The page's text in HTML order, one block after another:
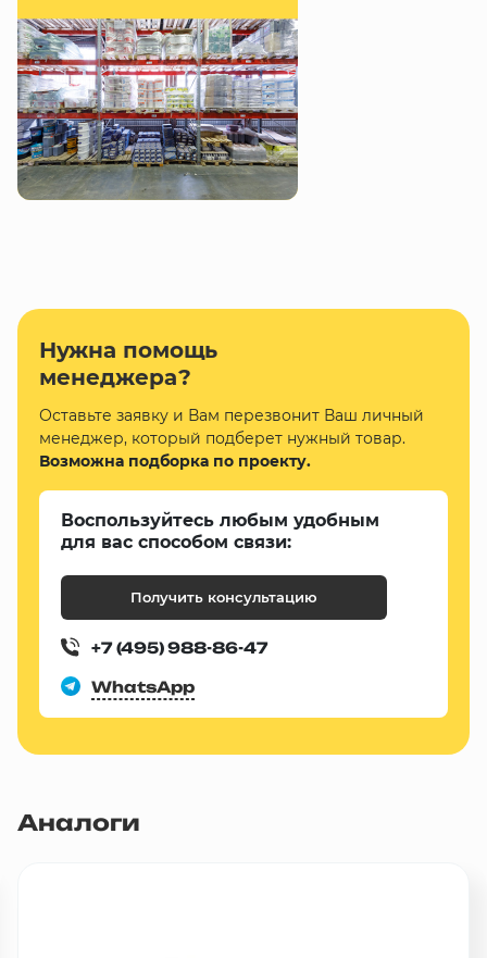
Нужна помощь
менеджера?
Оставьте заявку и Вам перезвонит Ваш личный
менеджер, который подберет нужный товар.
Возможна подборка по проекту.
Воспользуйтесь любым удобным
для вас способом связи:
Получить консультацию
+7 (495) 988-86-47
WhatsApp
Аналоги